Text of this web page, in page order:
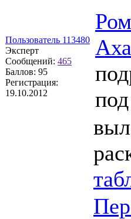
Пользователь 113480
Эксперт
Сообщений: 465
Баллов: 95
Регистрация:
19.10.2012